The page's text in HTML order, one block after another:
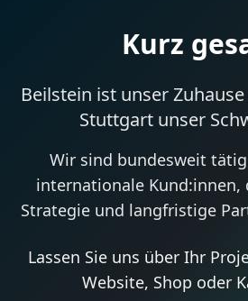
Kurz
Beilstein ist unser
Stuttgart unser
Wir sind bundesweit
internationale Kund:innen,
Strategie und langfristige
Lassen Sie uns über Ihr
Website, Shop oder